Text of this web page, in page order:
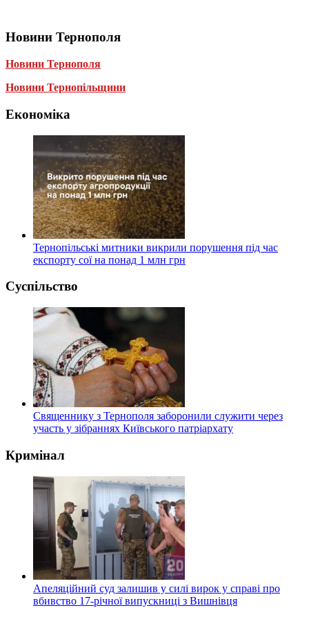
Новини Тернополя
Новини Тернополя
Новини Тернопільщини
Економіка
Тернопільські митники викрили порушення під час
експорту сої на понад 1 млн грн
Суспільство
Священнику з Тернополя заборонили служити через
участь у зібраннях Київського патріархату
Кримінал
Апеляційний суд залишив у силі вирок у справі про
вбивство 17-річної випускниці з Вишнівця